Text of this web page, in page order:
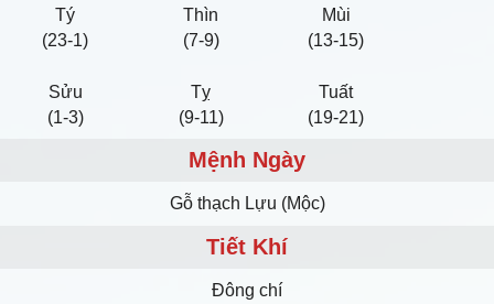
Tý
(23-1)
Thìn
(7-9)
Mùi
(13-15)
Sửu
(1-3)
Tỵ
(9-11)
Tuất
(19-21)
Mệnh Ngày
Gỗ thạch Lựu (Mộc)
Tiết Khí
Đông chí